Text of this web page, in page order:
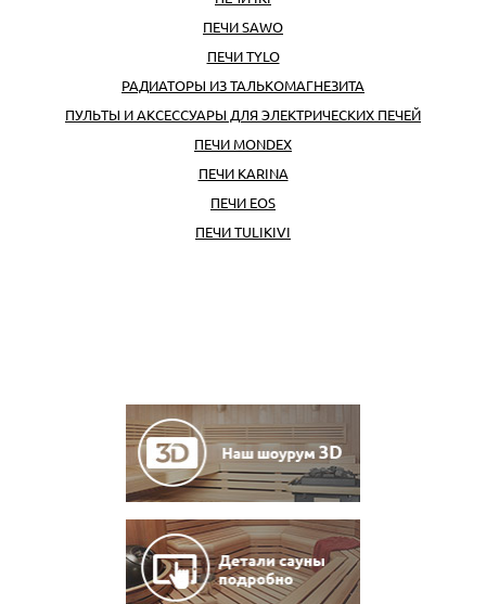
ПЕЧИ SAWO
ПЕЧИ TYLO
РАДИАТОРЫ ИЗ ТАЛЬКОМАГНЕЗИТА
ПУЛЬТЫ И АКСЕССУАРЫ ДЛЯ ЭЛЕКТРИЧЕСКИХ ПЕЧЕЙ
ПЕЧИ MONDEX
ПЕЧИ KARINA
ПЕЧИ EOS
ПЕЧИ TULIKIVI